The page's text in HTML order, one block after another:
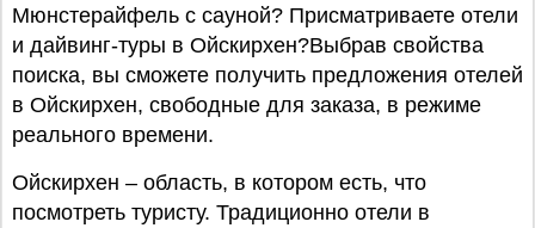
Мюнстерайфель с сауной? Присматриваете отели
и дайвинг-туры в Ойскирхен?Выбрав свойства
поиска, вы сможете получить предложения отелей
в Ойскирхен, свободные для заказа, в режиме
реального времени.
Ойскирхен – область, в котором есть, что
посмотреть туристу. Традиционно отели в